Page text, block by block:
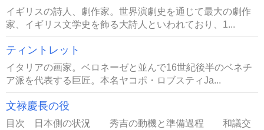
イギリスの詩人、劇作家。世界演劇史を通じて最大の劇作
家、イギリス文学史を飾る大詩人といわれており、1...
ティントレット
イタリアの画家。ベロネーゼと並んで16世紀後半のベネチ
ア派を代表する巨匠。本名ヤコポ・ロブスティJa...
文禄慶長の役
目次 日本側の状況 秀吉の動機と準備過程 和議交